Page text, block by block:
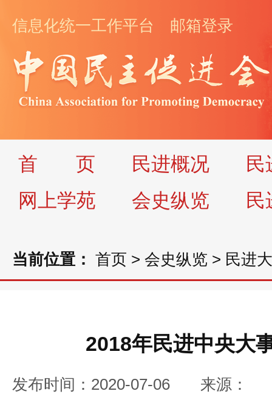
信息化统一工作平台 邮箱登录
首 页 民进概况
民
网上学苑
会史纵览 民
当前位置： 首页 > 会史纵览 > 民进
2018年民进中央大
发布时间：2020-07-06 来源：